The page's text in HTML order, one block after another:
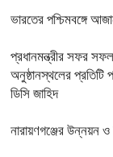
ভারতের পশ্চিমবঙ্গে
প্রধানমন্ত্রীর সফর
অনুষ্ঠানস্থলের প্রতিটি
ডিসি জাহিদ
নারায়ণগঞ্জের উন্নয়ন ও